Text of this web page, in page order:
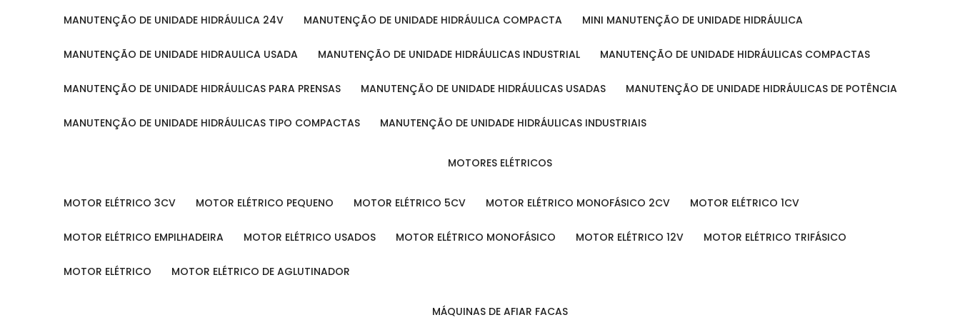
MANUTENÇÃO DE UNIDADE HIDRÁULICA 24V MANUTENÇÃO DE UNIDADE HIDRÁULICA COMPACTA MINI MANUTENÇÃO DE UNIDADE HIDRÁULICA
MANUTENÇÃO DE UNIDADE HIDRAULICA USADA MANUTENÇÃO DE UNIDADE HIDRÁULICAS INDUSTRIAL MANUTENÇÃO DE UNIDADE HIDRÁULICAS COMPACTAS
MANUTENÇÃO DE UNIDADE HIDRÁULICAS PARA PRENSAS MANUTENÇÃO DE UNIDADE HIDRÁULICAS USADAS MANUTENÇÃO DE UNIDADE HIDRÁULICAS DE POTÊNCIA
MANUTENÇÃO DE UNIDADE HIDRÁULICAS TIPO COMPACTAS MANUTENÇÃO DE UNIDADE HIDRÁULICAS INDUSTRIAIS
MOTORES ELÉTRICOS
MOTOR ELÉTRICO 3CV MOTOR ELÉTRICO PEQUENO MOTOR ELÉTRICO 5CV MOTOR ELÉTRICO MONOFÁSICO 2CV MOTOR ELÉTRICO 1CV
MOTOR ELÉTRICO EMPILHADEIRA MOTOR ELÉTRICO USADOS MOTOR ELÉTRICO MONOFÁSICO MOTOR ELÉTRICO 12V MOTOR ELÉTRICO TRIFÁSICO
MOTOR ELÉTRICO MOTOR ELÉTRICO DE AGLUTINADOR
MÁQUINAS DE AFIAR FACAS